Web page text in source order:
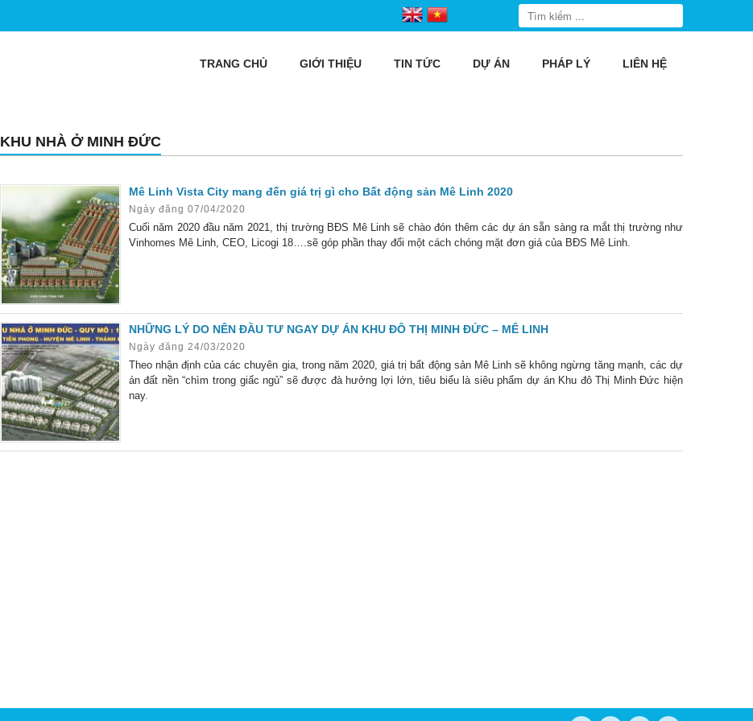
TRANG CHỦ GIỚI THIỆU TIN TỨC DỰ ÁN PHÁP LÝ LIÊN HỆ
KHU NHÀ Ở MINH ĐỨC
Mê Linh Vista City mang đến giá trị gì cho Bất động sản Mê Linh 2020
Ngày đăng 07/04/2020
Cuối năm 2020 đầu năm 2021, thị trường BĐS Mê Linh sẽ chào đón thêm các dự án sẵn sàng ra mắt thị trường như
Vinhomes Mê Linh, CEO, Licogi 18….sẽ góp phần thay đổi một cách chóng mặt đơn giá của BĐS Mê Linh.
NHỮNG LÝ DO NÊN ĐẦU TƯ NGAY DỰ ÁN KHU ĐÔ THỊ MINH ĐỨC – MÊ LINH
Ngày đăng 24/03/2020
Theo nhận định của các chuyên gia, trong năm 2020, giá trị bất động sản Mê Linh sẽ không ngừng tăng mạnh, các dự
án đất nền “chìm trong giấc ngủ” sẽ được đà hưởng lợi lớn, tiêu biểu là siêu phẩm dự án Khu đô Thị Minh Đức hiện
nay.